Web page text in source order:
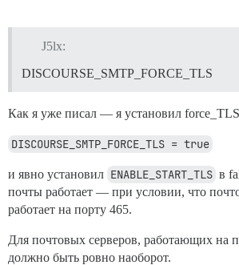
J5lx:
DISCOURSE_SMTP_FORCE_TLS
Как я уже писал — я установил
DISCOURSE_SMTP_FORCE_TLS = true
и явно установил ENABLE_START_TLS в
почты работает — при условии, что
работает на порту 465.
Для почтовых серверов, работающих на
должно быть ровно наоборот.